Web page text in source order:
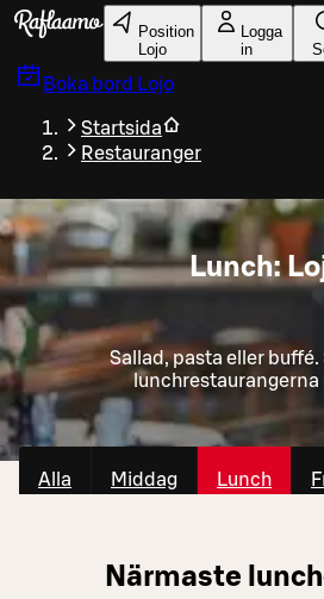
Gå till huvudinnehållet
Position
Lojo
Logga
in
Boka bord Lojo
Startsida
Restauranger
Lunch:
Sallad, pasta eller buffé.
lunchrestaurangerna
Alla Middag Lunch
Närmaste